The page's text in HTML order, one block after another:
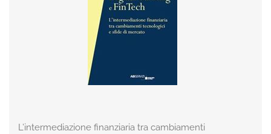
L’intermediazione finanziaria tra cambiamenti